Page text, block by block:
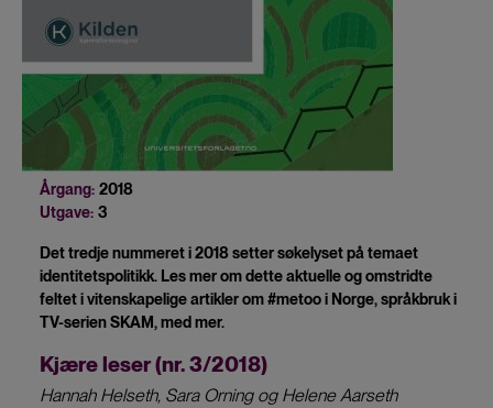
Årgang: 2018
Utgave: 3
Det tredje nummeret i 2018 setter søkelyset på temaet
identitetspolitikk. Les mer om dette aktuelle og omstridte
feltet i vitenskapelige artikler om #metoo i Norge, språkbruk i
TV-serien SKAM, med mer.
Kjære leser (nr. 3/2018)
Hannah Helseth, Sara Orning og Helene Aarseth